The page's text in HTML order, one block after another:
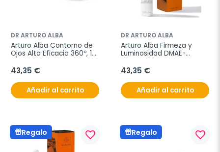
DR ARTURO ALBA
Arturo Alba Contorno de
Ojos Alta Eficacia 360º, 15
43,35 €
Añadir al carrito
DR ARTURO ALBA
Arturo Alba Firmeza y
Luminosidad DMAE-
43,35 €
Añadir al carrito
Regalo favorite_border Regalo favorite_border